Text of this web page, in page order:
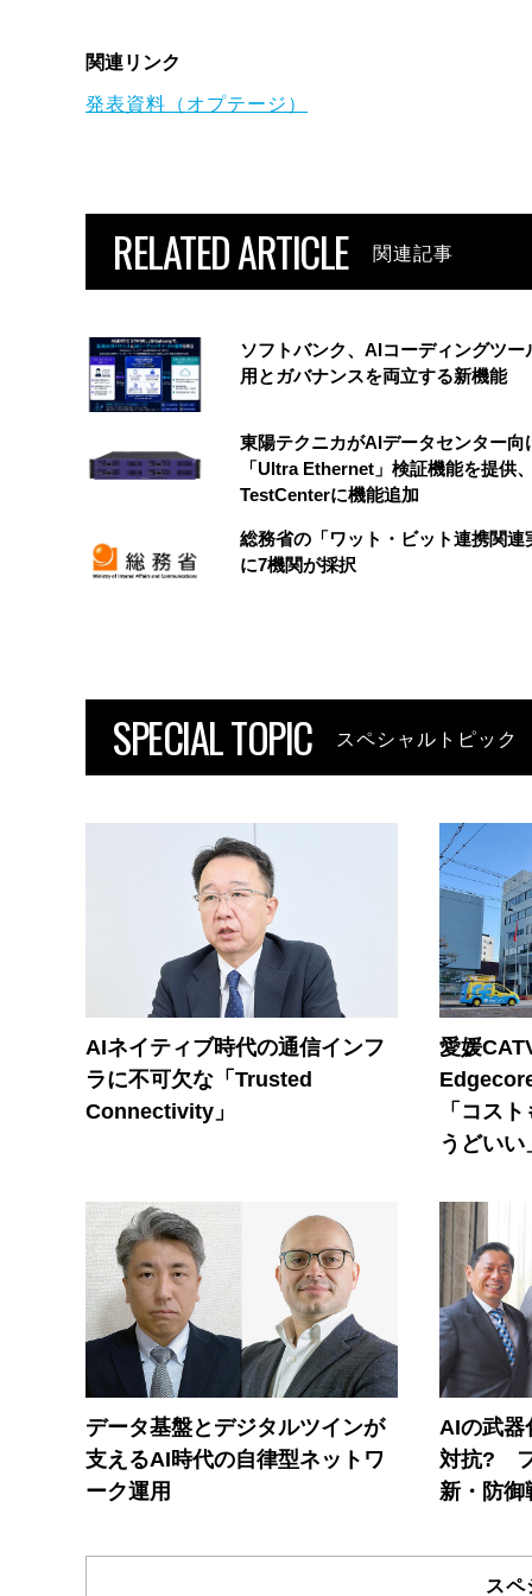
関連リンク
発表資料（オプテージ）
RELATED ARTICLE 関連記事
ソフトバンク、AIコーディングツー
用とガバナンスを両立する新機能
東陽テクニカがAIデータセンター向
「Ultra Ethernet」検証機能を提供
TestCenterに機能追加
総務省の「ワット・ビット連携関連
に7機関が採択
SPECIAL TOPIC スペシャルトピック
AIネイティブ時代の通信インフ
ラに不可欠な「Trusted
Connectivity」
愛媛
「コス
うどいい
データ基盤とデジタルツインが
支えるAI時代の自律型ネットワ
ーク運用
AIの武器
対抗?
新・防御
スペ